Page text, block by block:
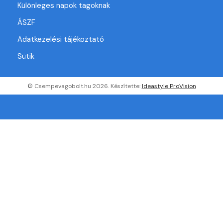
Különleges napok tagoknak
ÁSZF
Adatkezelési tájékoztató
Sütik
© Csempevagobolt.hu 2026. Készítette:Ideastyle ProVision